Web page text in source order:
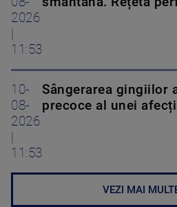
2026
11:53
10-
08-
2026
11:53
Sângerarea gingiilor
precoce al unei
VEZI MAI